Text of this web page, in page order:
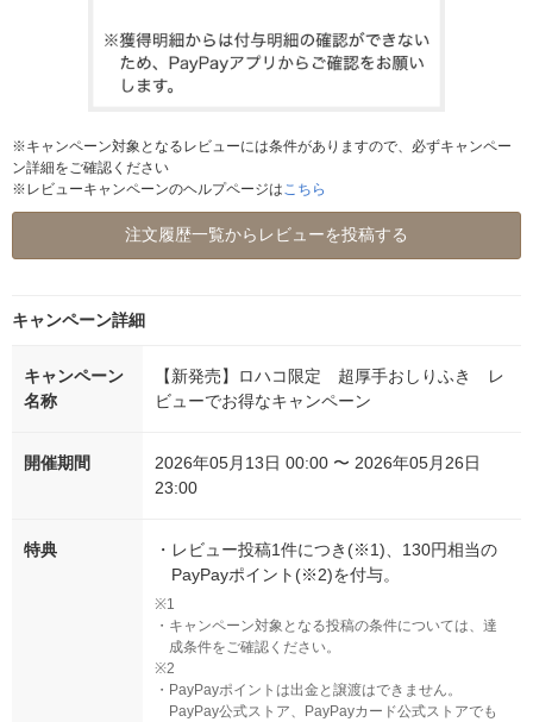
※キャンペーン対象となるレビューには条件がありますので、必ずキャンペー
ン詳細をご確認ください
※レビューキャンペーンのヘルプページはこちら
注文履歴一覧からレビューを投稿する
キャンペーン詳細
キャンペーン
名称
【新発売】ロハコ限定 超厚手おしりふき レ
ビューでお得なキャンペーン
開催期間
2026年05月13日 00:00 〜 2026年05月26日
23:00
特典 ・ レビュー投稿1件につき(※1)、130円相当の
PayPayポイント(※2)を付与。
※1
・ キャンペーン対象となる投稿の条件については、達
成条件をご確認ください。
※2
・ PayPayポイントは出金と譲渡はできません。
PayPay公式ストア、PayPayカード公式ストアでも